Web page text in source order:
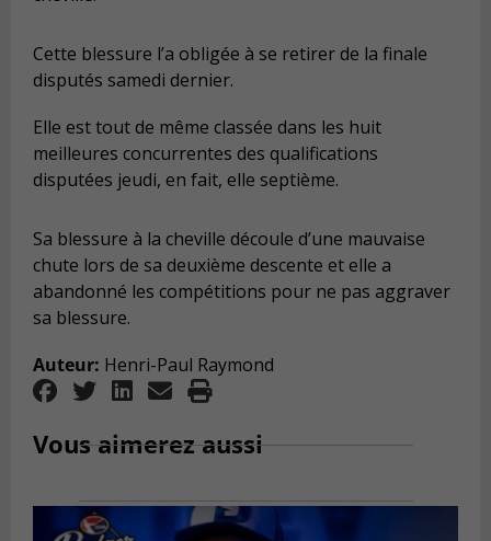
Cette blessure l’a obligée à se retirer de la finale
disputés samedi dernier.
Elle est tout de même classée dans les huit
meilleures concurrentes des qualifications
disputées jeudi, en fait, elle septième.
Sa blessure à la cheville découle d’une mauvaise
chute lors de sa deuxième descente et elle a
abandonné les compétitions pour ne pas aggraver
sa blessure.
Auteur: Henri-Paul Raymond
Vous aimerez aussi